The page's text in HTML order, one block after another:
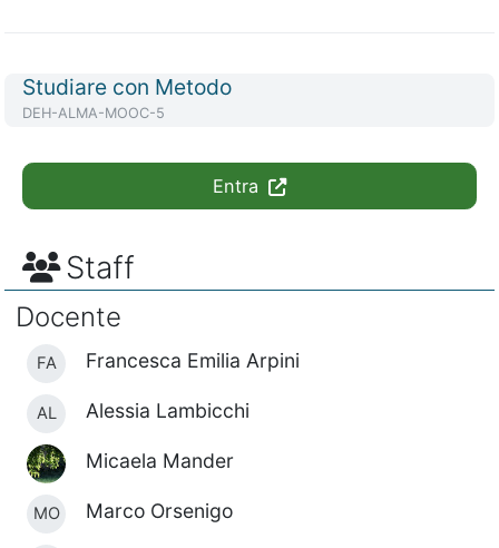
Titolo del corso
Studiare con Metodo
Codice identificativo del corso
DEH-ALMA-MOOC-5
Entra
Staff
Docente
FA Francesca Emilia Arpini
AL Alessia Lambicchi
Micaela Mander
MO Marco Orsenigo